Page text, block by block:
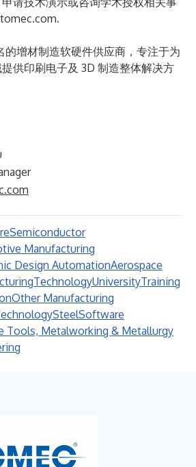
.
增材制造软硬件供应商，专注于为
供印刷电子及 3D 制造整体解决方
Semiconductor
Manufacturing
Design AutomationAerospace
TechnologyUniversityTraining
Other Manufacturing
SteelSoftware
Tools, Metalworking & Metallurgy